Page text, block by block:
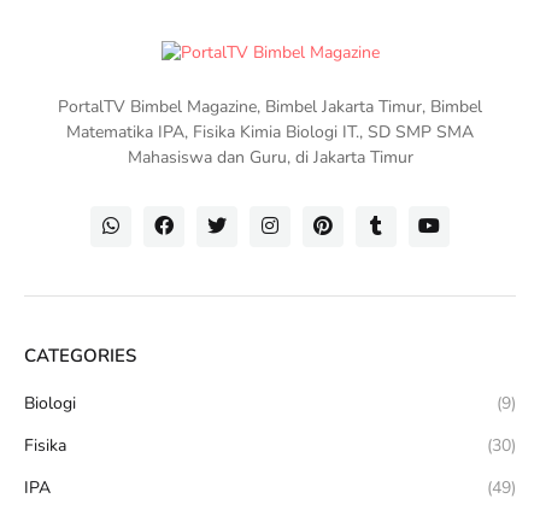
PortalTV Bimbel Magazine, Bimbel Jakarta Timur, Bimbel
Matematika IPA, Fisika Kimia Biologi IT., SD SMP SMA
Mahasiswa dan Guru, di Jakarta Timur
CATEGORIES
Biologi
(9)
Fisika
(30)
IPA
(49)